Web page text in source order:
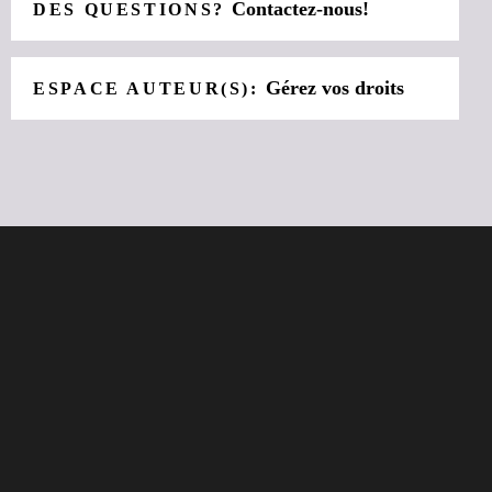
DES QUESTIONS?Contactez-nous!
ESPACE AUTEUR(S): Gérez vos droits